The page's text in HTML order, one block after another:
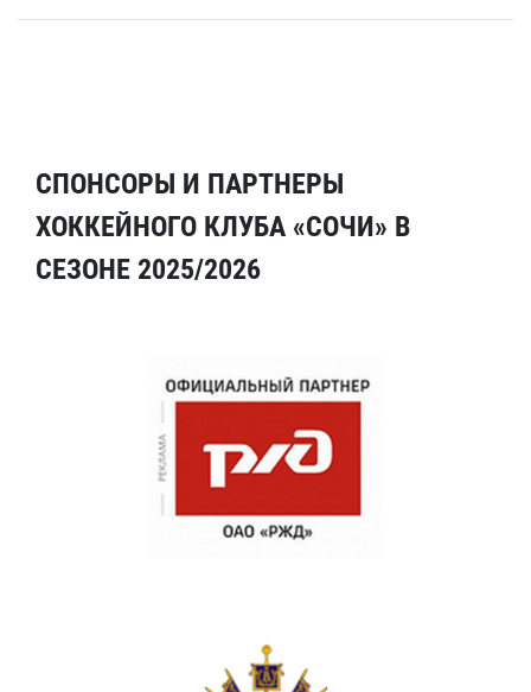
СПОНСОРЫ И ПАРТНЕРЫ
ХОККЕЙНОГО КЛУБА «СОЧИ» В
СЕЗОНЕ 2025/2026